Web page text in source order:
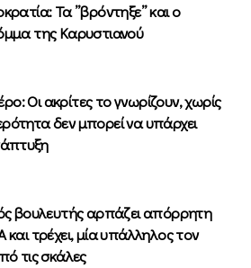
Τα ”βρόντηξε” και ο
της Καρυστιανού
Οι ακρίτες το γνωρίζουν, χωρίς
δεν μπορεί να υπάρχει
βουλευτής αρπάζει απόρρητη
τρέχει, μία υπάλληλος τον
τις σκάλες